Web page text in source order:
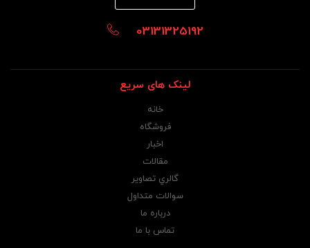
03131325192
لینک های سریع
خانه
فروشگاه
اخبار
مقالات
گالري تصاوير
سوالات متداول
درباره ما
تماس با ما